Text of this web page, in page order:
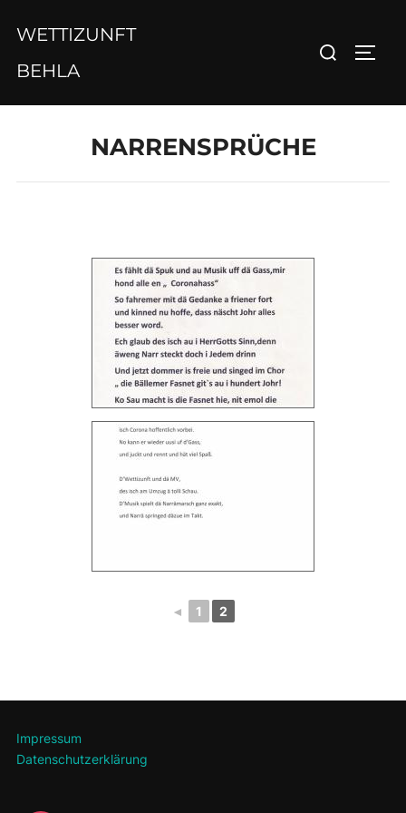
Inhalt
springen
WETTIZUNFT
BEHLA
Suchen
NARRENSPRÜCHE
◄ 1 2
Impressum
Datenschutzerklärung